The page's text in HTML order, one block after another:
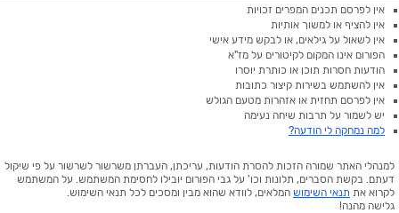
אין לפרסם תכנים המפרים זכויות
אין להציף או למשוך אותיות
אין לשאול על גילאים, או לבקש מידע אישי
הפורום אינו המקום לקיטורים על מז"א
הודעות חסרות תוכן או כותרת יוסרו
אין להשתמש בשירות קיצור כתובות
אין לפרסם תחזית או אזהרות מטעם הגולש
יש לשמור על תרבות שיחה נעימה
למה נמחקה לי הודעה?
למנהלי האתר שמורה הזכות להסרת הודעות, עריכתן, העברתן משרשור לשרשור על פי שיקול
דעתם. בקשת הסברים, תלונות וכו' על גבי הפורום יובילו לחסימת המשתמש. על המשתמש
לקרוא את תנאי השימוש המלאים, לוודא שהוא מבין ומסכים לכל תנאי השימוש.
גלישה מהנה!